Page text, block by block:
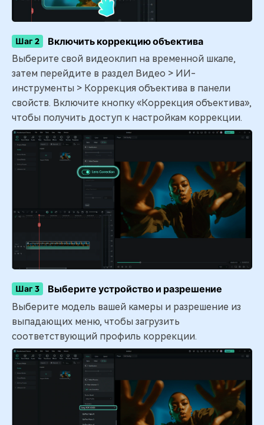
Шаг 2 Включить коррекцию объектива
Выберите свой видеоклип на временной шкале,
затем перейдите в раздел Видео > ИИ-
инструменты > Коррекция объектива в панели
свойств. Включите кнопку «Коррекция объектива»,
чтобы получить доступ к настройкам коррекции.
Шаг 3 Выберите устройство и разрешение
Выберите модель вашей камеры и разрешение из
выпадающих меню, чтобы загрузить
соответствующий профиль коррекции.